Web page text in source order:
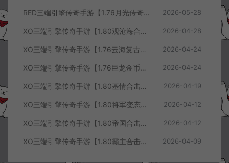
RED三端引擎传奇手游【1.76月光传奇底板】5月最新整理Win一键服务端+GM工具+PC安卓苹果+详细搭建教程 2026-05-28
XO三端引擎传奇手游【1.80观沧海合击版】4月最新整理Win一键服务端+安卓苹果+详细搭建教程 2026-04-28
XO三端引擎传奇手游【1.76云海复古传奇】4月最新整理Win一键服务端+PC安卓苹果+详细搭建教程+视频教程 2026-04-24
XO三端引擎传奇手游【1.76巨龙金币合击版】4月最新整理Win一键服务端+PC安卓苹果+详细搭建教程+视频教程 2026-04-24
XO三端引擎传奇手游【1.80基情合击版】4月最新整理Win一键服务端+PC安卓苹果+详细搭建教程+视频教程 2026-04-19
XO三端引擎传奇手游【1.80将军变态合击版】4月最新整理Win一键服务端+PC安卓苹果+详细搭建教程+视频教程 2026-04-12
XO三端引擎传奇手游【1.80帝国合击版】4月最新整理Win一键服务端+PC安卓苹果+详细搭建教程+视频教程 2026-04-12
XO三端引擎传奇手游【1.80霸主合击版】4月最新整理Win一键服务端+PC安卓苹果+详细搭建教程+视频教程 2026-04-09